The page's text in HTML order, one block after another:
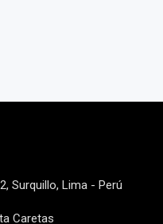
Surquillo, Lima - Perú
Caretas